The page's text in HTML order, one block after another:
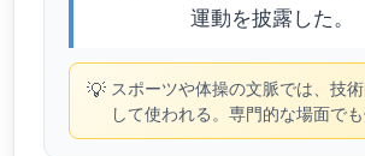
運動を披露した。
💡 スポーツや体操の文脈では、技
して使われる。専門的な場面でも